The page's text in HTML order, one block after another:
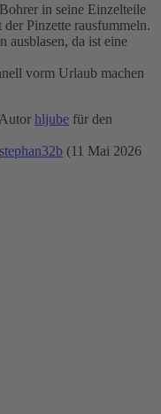
in seine Einzelteile
Pinzette rausfummeln.
ausblasen, da ist eine
vorm Urlaub machen
hljube für den
stephan32b (11 Mai 2026